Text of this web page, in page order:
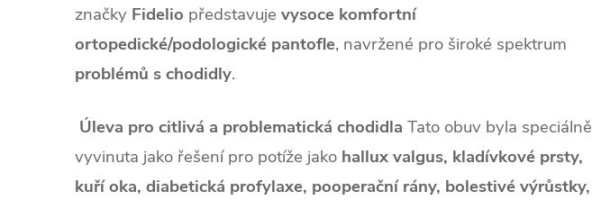
značky Fidelio představuje vysoce komfortní
ortopedické/podologické pantofle, navržené pro široké spektrum
problémů s chodidly.
Úleva pro citlivá a problematická chodidla Tato obuv byla speciálně
vyvinuta jako řešení pro potíže jako hallux valgus, kladívkové prsty,
kuří oka, diabetická profylaxe, pooperační rány, bolestivé výrůstky,